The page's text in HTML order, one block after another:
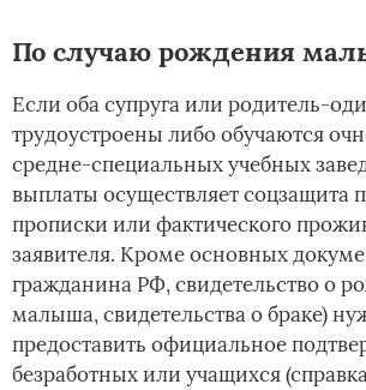
По случаю рождения
Если оба супруга или родитель-
трудоустроены либо обучаются
средне-специальных учебных
выплаты осуществляет соцзащита
прописки или фактического
заявителя. Кроме основных
гражданина РФ, свидетельство о
малыша, свидетельства о браке)
предоставить официальное
безработных или учащихся